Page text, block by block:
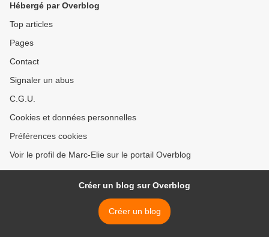
Hébergé par Overblog
Top articles
Pages
Contact
Signaler un abus
C.G.U.
Cookies et données personnelles
Préférences cookies
Voir le profil de Marc-Elie sur le portail Overblog
Créer un blog sur Overblog
Créer un blog